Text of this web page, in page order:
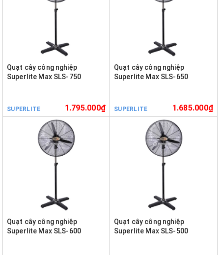
Quạt cây công nghiệp
Superlite Max SLS-750
SUPERLITE 1.795.000₫
Quạt cây công nghiệp
Superlite Max SLS-650
SUPERLITE 1.685.000₫
Quạt cây công nghiệp
Superlite Max SLS-600
Quạt cây công nghiệp
Superlite Max SLS-500